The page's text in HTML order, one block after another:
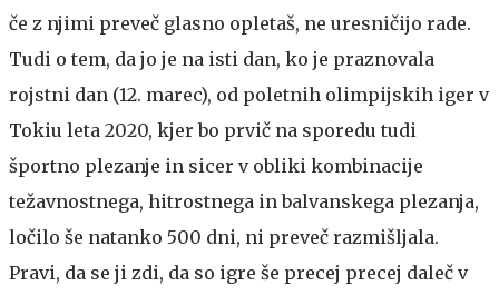
če z njimi preveč glasno opletaš, ne uresničijo rade.
Tudi o tem, da jo je na isti dan, ko je praznovala
rojstni dan (12. marec), od poletnih olimpijskih iger v
Tokiu leta 2020, kjer bo prvič na sporedu tudi
športno plezanje in sicer v obliki kombinacije
težavnostnega, hitrostnega in balvanskega plezanja,
ločilo še natanko 500 dni, ni preveč razmišljala.
Pravi, da se ji zdi, da so igre še precej precej daleč v